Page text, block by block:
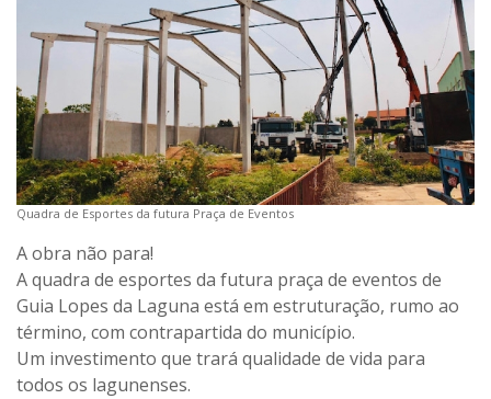
Quadra de Esportes da futura Praça de Eventos
A obra não para!
A quadra de esportes da futura praça de eventos de
Guia Lopes da Laguna está em estruturação, rumo ao
término, com contrapartida do município.
Um investimento que trará qualidade de vida para
todos os lagunenses.